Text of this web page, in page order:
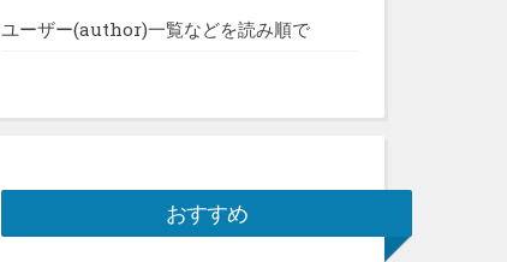
ユーザー(author)一覧などを読み順で
おすすめ